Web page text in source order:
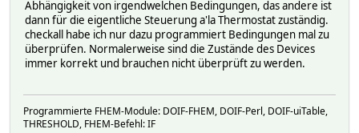
Abhängigkeit von irgendwelchen Bedingungen, das andere ist
dann für die eigentliche Steuerung a'la Thermostat zuständig.
checkall habe ich nur dazu programmiert Bedingungen mal zu
überprüfen. Normalerweise sind die Zustände des Devices
immer korrekt und brauchen nicht überprüft zu werden.
Programmierte FHEM-Module: DOIF-FHEM, DOIF-Perl, DOIF-uiTable,
THRESHOLD, FHEM-Befehl: IF